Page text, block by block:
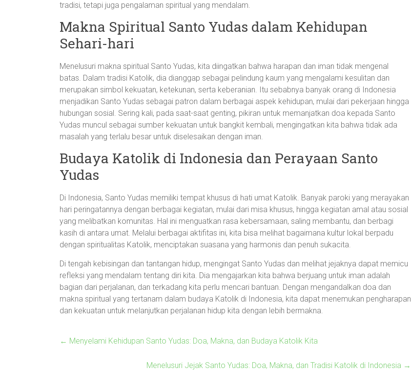
tradisi, tetapi juga pengalaman spiritual yang mendalam.
Makna Spiritual Santo Yudas dalam Kehidupan
Sehari-hari
Menelusuri makna spiritual Santo Yudas, kita diingatkan bahwa harapan dan iman tidak mengenal
batas. Dalam tradisi Katolik, dia dianggap sebagai pelindung kaum yang mengalami kesulitan dan
merupakan simbol kekuatan, ketekunan, serta keberanian. Itu sebabnya banyak orang di Indonesia
menjadikan Santo Yudas sebagai patron dalam berbagai aspek kehidupan, mulai dari pekerjaan hingga
hubungan sosial. Sering kali, pada saat-saat genting, pikiran untuk memanjatkan doa kepada Santo
Yudas muncul sebagai sumber kekuatan untuk bangkit kembali, mengingatkan kita bahwa tidak ada
masalah yang terlalu besar untuk diselesaikan dengan iman.
Budaya Katolik di Indonesia dan Perayaan Santo
Yudas
Di Indonesia, Santo Yudas memiliki tempat khusus di hati umat Katolik. Banyak paroki yang merayakan
hari peringatannya dengan berbagai kegiatan, mulai dari misa khusus, hingga kegiatan amal atau sosial
yang melibatkan komunitas. Hal ini menguatkan rasa kebersamaan, saling membantu, dan berbagi
kasih di antara umat. Melalui berbagai aktifitas ini, kita bisa melihat bagaimana kultur lokal berpadu
dengan spiritualitas Katolik, menciptakan suasana yang harmonis dan penuh sukacita.
Di tengah kebisingan dan tantangan hidup, mengingat Santo Yudas dan melihat jejaknya dapat memicu
refleksi yang mendalam tentang diri kita. Dia mengajarkan kita bahwa berjuang untuk iman adalah
bagian dari perjalanan, dan terkadang kita perlu mencari bantuan. Dengan mengandalkan doa dan
makna spiritual yang tertanam dalam budaya Katolik di Indonesia, kita dapat menemukan pengharapan
dan kekuatan untuk melanjutkan perjalanan hidup kita dengan lebih bermakna.
← Menyelami Kehidupan Santo Yudas: Doa, Makna, dan Budaya Katolik Kita
Menelusuri Jejak Santo Yudas: Doa, Makna, dan Tradisi Katolik di Indonesia →